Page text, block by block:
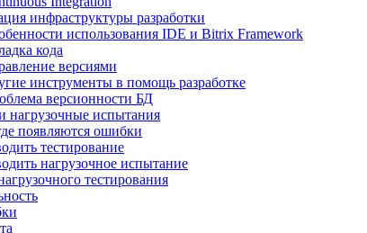
инфраструктуры разработки
использования IDE и Bitrix Framework
кода
версиями
инструменты в помощь разработке
версионности БД
нагрузочные испытания
появляются ошибки
тестирование
нагрузочное испытание
тестирования